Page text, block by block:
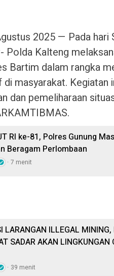
2025 — Pada
Polda Kalteng
Bartim dalam rangka
di masyarakat. Kegiatan
dan pemeliharaan
RI ke-81, Polres Gunung
Beragam Perlombaan
7 menit
LARANGAN ILLEGAL
SADAR AKAN LINGKUNGAN
39 menit